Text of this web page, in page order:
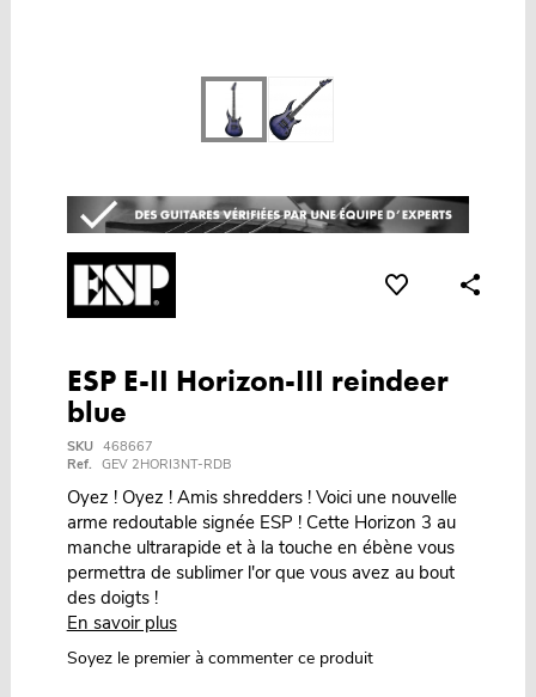
ESP E-II Horizon-III reindeer
blue
SKU 468667
Ref. GEV 2HORI3NT-RDB
Oyez ! Oyez ! Amis shredders ! Voici une nouvelle
arme redoutable signée ESP ! Cette Horizon 3 au
manche ultrarapide et à la touche en ébène vous
permettra de sublimer l'or que vous avez au bout
des doigts !
En savoir plus
Soyez le premier à commenter ce produit